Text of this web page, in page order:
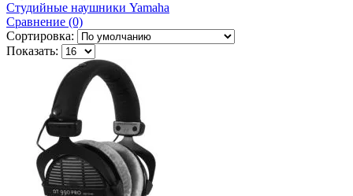
Студийные наушники Yamaha
Сравнение (0)
Сортировка:
Показать: